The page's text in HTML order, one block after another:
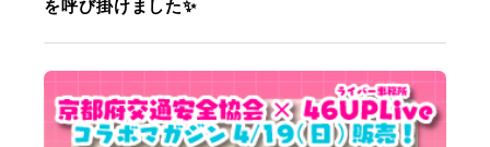
を呼び掛けました✨